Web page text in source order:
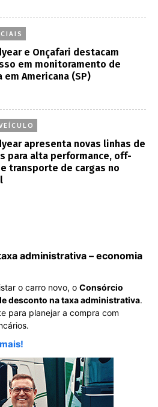
e Onçafari destacam
em monitoramento de
em Americana (SP)
apresenta novas linhas de
para alta performance, off-
transporte de cargas no
administrativa – economia
o carro novo, o Consórcio
desconto na taxa administrativa.
para planejar a compra com